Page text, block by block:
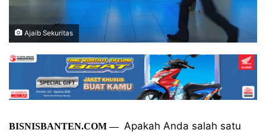
Ajaib Sekuritas
BISNISBANTEN.COM — Apakah Anda salah satu